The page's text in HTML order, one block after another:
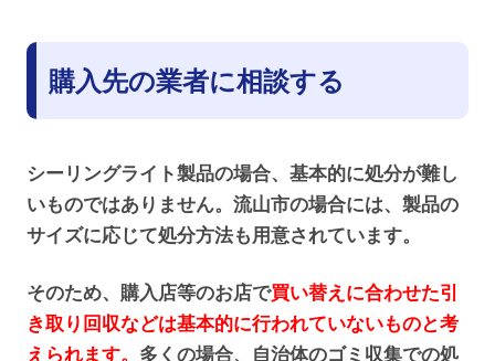
購入先の業者に相談する
シーリングライト製品の場合、基本的に処分が難し
いものではありません。流山市の場合には、製品の
サイズに応じて処分方法も用意されています。
そのため、購入店等のお店で買い替えに合わせた引
き取り回収などは基本的に行われていないものと考
えられます。 多くの場合、自治体のゴミ収集での処